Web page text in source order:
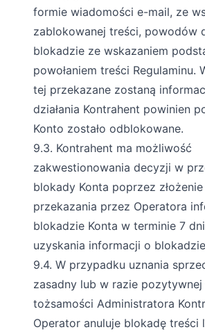
formie wiadomości e-mail, ze
zablokowanej treści, powodów
blokadzie ze wskazaniem
powołaniem treści Regulaminu.
tej przekazane zostaną
działania Kontrahent powinien
Konto zostało odblokowane.
9.3. Kontrahent ma możliwość
zakwestionowania decyzji w
blokady Konta poprzez
przekazania przez Operatora
blokadzie Konta w terminie 7
uzyskania informacji o
9.4. W przypadku uznania
zasadny lub w razie
tożsamości Administratora
Operator anuluje blokadę treści